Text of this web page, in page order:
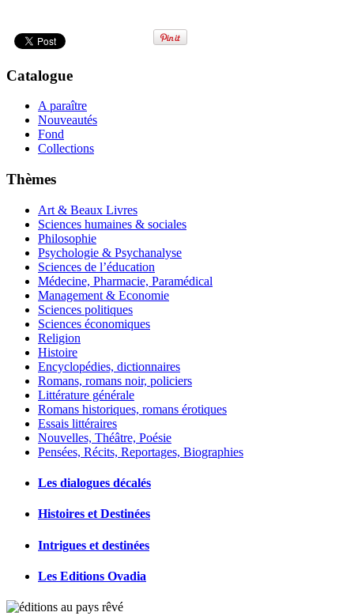
Catalogue
A paraître
Nouveautés
Fond
Collections
Thèmes
Art & Beaux Livres
Sciences humaines & sociales
Philosophie
Psychologie & Psychanalyse
Sciences de l’éducation
Médecine, Pharmacie, Paramédical
Management & Economie
Sciences politiques
Sciences économiques
Religion
Histoire
Encyclopédies, dictionnaires
Romans, romans noir, policiers
Littérature générale
Romans historiques, romans érotiques
Essais littéraires
Nouvelles, Théâtre, Poésie
Pensées, Récits, Reportages, Biographies
Les dialogues décalés
Histoires et Destinées
Intrigues et destinées
Les Editions Ovadia